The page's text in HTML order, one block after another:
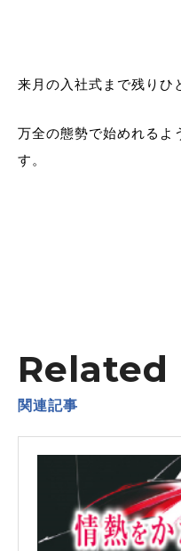
来月の入社式まで残りひ
万全の態勢で始めれるよ
す。
Related
関連記事